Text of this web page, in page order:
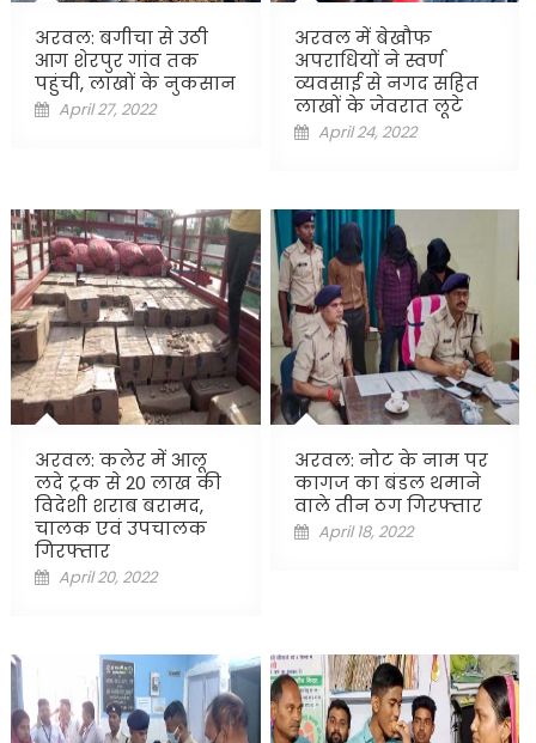
अरवल: बगीचा से उठी
आग शेरपुर गांव तक
पहुंची, लाखों के नुकसान
Posted
April 27, 2022
अरवल में बेखौफ
अपराधियों ने स्वर्ण
व्यवसाई से नगद सहित
लाखों के जेवरात लूटे
Posted
April 24, 2022
अरवल: कलेर में आलू
लदे ट्रक से 20 लाख की
विदेशी शराब बरामद,
चालक एवं उपचालक
गिरफ्तार
Posted
April 20, 2022
अरवल: नोट के नाम पर
कागज का बंडल थमाने
वाले तीन ठग गिरफ्तार
Posted
April 18, 2022